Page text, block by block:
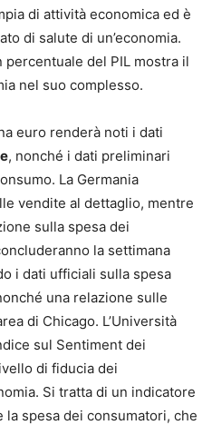
di attività economica ed è
di salute di un’economia.
percentuale del PIL mostra il
nel suo complesso.
euro renderà noti i dati
, nonché i dati preliminari
La Germania
vendite al dettaglio, mentre
sulla spesa dei
la settimana
i dati ufficiali sulla spesa
una relazione sulle
di Chicago. L’Università
sul Sentiment dei
di fiducia dei
Si tratta di un indicatore
spesa dei consumatori, che